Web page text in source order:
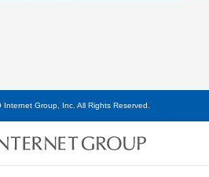
Group, Inc. All Rights Reserved.